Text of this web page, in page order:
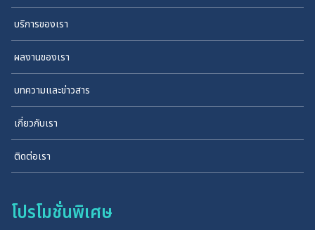
บริการของเรา
ผลงานของเรา
บทความและข่าวสาร
เกี่ยวกับเรา
ติดต่อเรา
โปรโมชั่นพิเศษ